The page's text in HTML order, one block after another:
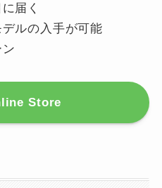
届く
ルの入手が可能
Store